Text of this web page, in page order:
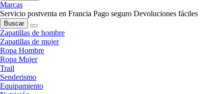
Marcas
Servicio postventa en Francia Pago seguro Devoluciones fáciles
Buscar
Zapatillas de hombre
Zapatillas de mujer
Ropa Hombre
Ropa Mujer
Trail
Senderismo
Equipamiento